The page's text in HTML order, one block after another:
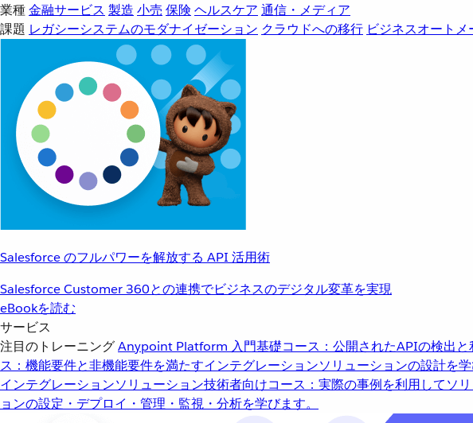
業種金融サービス 製造 小売 保険 ヘルスケア 通信・メディア
課題 レガシーシステムのモダナイゼーション クラウドへの移行 ビジネスオートメ
Salesforce のフルパワーを解放する API 活用術
Salesforce Customer 360との連携でビジネスのデジタル変革を実現
eBookを読む
サービス
注目のトレーニングAnypoint Platform 入門基礎コース：公開されたAPIの検出と
ス：機能要件と非機能要件を満たすインテグレーションソリューションの設計を学
インテグレーションソリューション技術者向けコース：実際の事例を利用してソ
ョンの設定・デプロイ・管理・監視・分析を学びます。